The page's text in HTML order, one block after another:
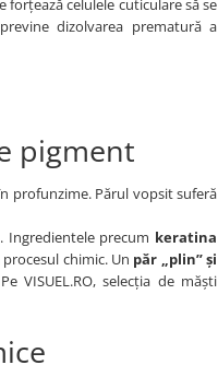
forțează celulele cuticulare să se
dizolvarea prematură a
pigment
profunzime. Părul vopsit suferă
. Ingredientele precum keratina
chimic. Un păr „plin” și
VISUEL.RO, selecția de măști